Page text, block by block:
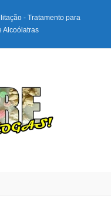
- Tratamento para
Alcoólatras